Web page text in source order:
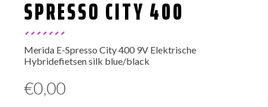
SPRESSO CITY 400
Merida E-Spresso City 400 9V Elektrische
Hybridefietsen silk blue/black
€0,00